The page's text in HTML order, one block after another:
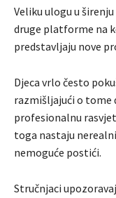
Veliku ulogu u
druge platforme na
predstavljaju nove
Djeca vrlo često
razmišljajući o
profesionalnu
toga nastaju
nemoguće postići.
Stručnjaci